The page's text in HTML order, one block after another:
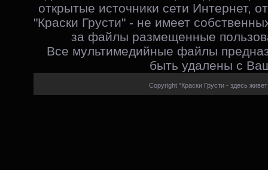
открытые источники сети Интернет,
"Краски Грусти" - не имеет
за файлы размещенные
Все мультимедийные файлы
быть удалены с
Copyright "Краски Грусти - здесь